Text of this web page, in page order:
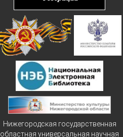
Нижегородская государственная
областная универсальная научная